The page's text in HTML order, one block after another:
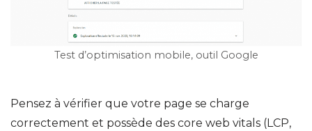
Test d’optimisation mobile, outil Google
Pensez à vérifier que votre page se charge
correctement et possède des core web vitals (LCP,